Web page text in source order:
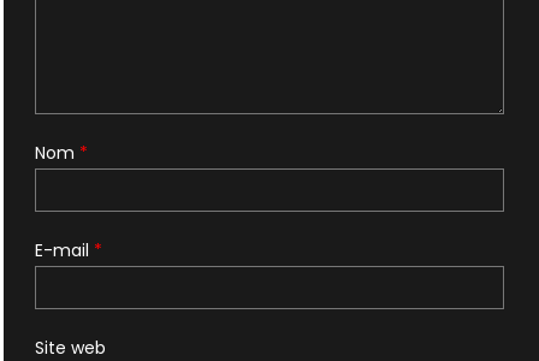
Nom *
E-mail *
Site web